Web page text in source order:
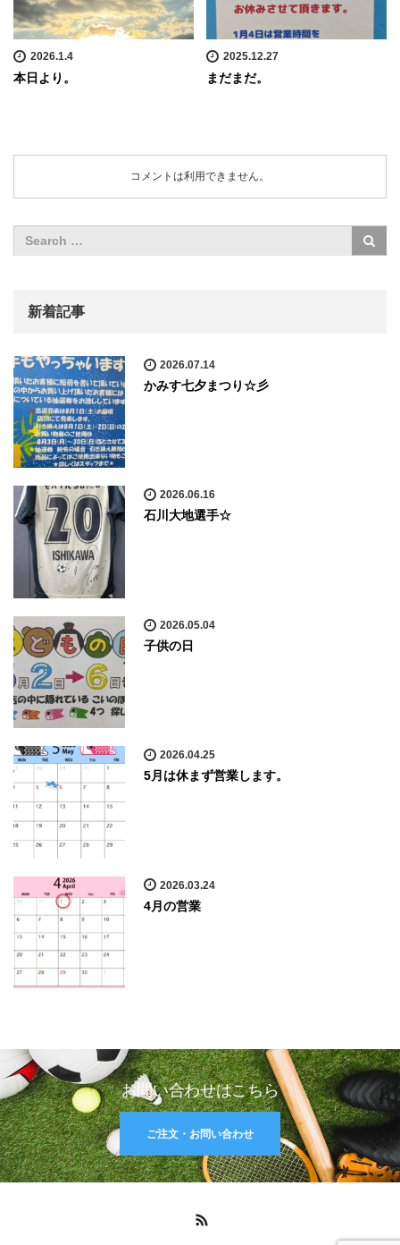
2026.1.4
本日より。
2025.12.27
まだまだ。
コメントは利用できません。
新着記事
2026.07.14
かみす七夕まつり☆彡
2026.06.16
石川大地選手☆
2026.05.04
子供の日
2026.04.25
5月は休まず営業します。
2026.03.24
4月の営業
お問い合わせはこちら
ご注文・お問い合わせ